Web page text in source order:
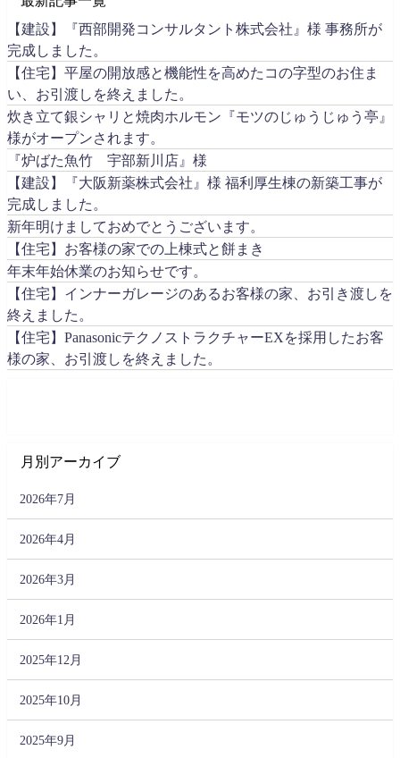
【建設】『西部開発コンサルタント株式会社』様 事務所が
完成しました。
【住宅】平屋の開放感と機能性を高めたコの字型のお住ま
い、お引渡しを終えました。
炊き立て銀シャリと焼肉ホルモン『モツのじゅうじゅう亭』
様がオープンされます。
『炉ばた魚竹 宇部新川店』様
【建設】『大阪新薬株式会社』様 福利厚生棟の新築工事が
完成しました。
新年明けましておめでとうございます。
【住宅】お客様の家での上棟式と餅まき
年末年始休業のお知らせです。
【住宅】インナーガレージのあるお客様の家、お引き渡しを
終えました。
【住宅】PanasonicテクノストラクチャーEXを採用したお客
様の家、お引渡しを終えました。
月別アーカイブ
2026年7月
2026年4月
2026年3月
2026年1月
2025年12月
2025年10月
2025年9月